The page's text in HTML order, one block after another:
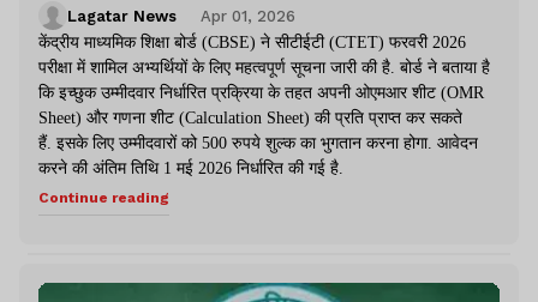
Lagatar News
Apr 01, 2026
केंद्रीय माध्यमिक शिक्षा बोर्ड (CBSE) ने सीटीईटी (CTET) फरवरी 2026
परीक्षा में शामिल अभ्यर्थियों के लिए महत्वपूर्ण सूचना जारी की है. बोर्ड ने बताया है
कि इच्छुक उम्मीदवार निर्धारित प्रक्रिया के तहत अपनी ओएमआर शीट (OMR
Sheet) और गणना शीट (Calculation Sheet) की प्रति प्राप्त कर सकते
हैं. इसके लिए उम्मीदवारों को 500 रुपये शुल्क का भुगतान करना होगा. आवेदन
करने की अंतिम तिथि 1 मई 2026 निर्धारित की गई है.
Continue reading